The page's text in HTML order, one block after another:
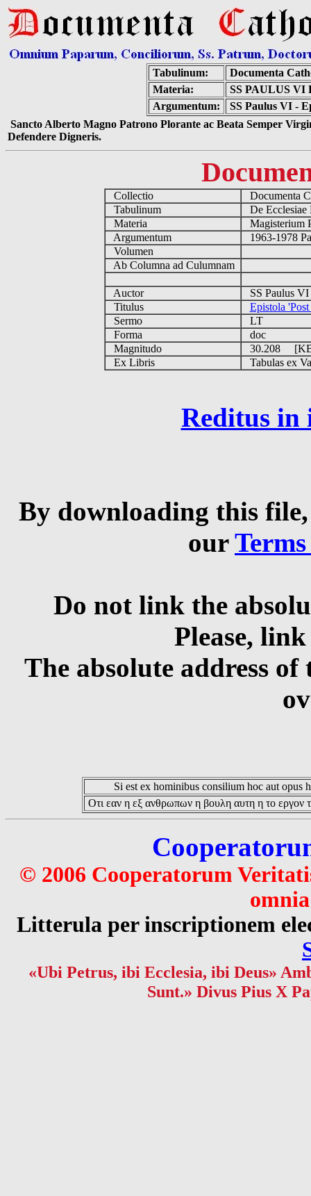
Tabulinum:
Documenta
Materia:
SS PAULUS VI
Argumentum:
SS Paulus VI -
Sancto Alberto Magno Patrono Plorante ac Beata Semper
Defendere Digneris.
Collectio
Documenta
Tabulinum
De
Materia
Magisterium
Argumentum
1963-1978
Volumen
Ab Columna ad Culumnam
Auctor
SS Paulus
Titulus
Epistola
Sermo
LT
Forma
doc
Magnitudo
30.208
Ex Libris
Tabulas ex
Reditus in
By downloading this
our
Do not link the
Please,
The absolute address
Si est ex hominibus consilium hoc aut opus
Οτι εαν η εξ ανθρωπων η βουλη αυτη η το εργον
© 2006 Cooperatorum
Litterula per inscriptionem
«Ubi Petrus, ibi Ecclesia, ibi Deus»
Sunt.» Divus Pius X